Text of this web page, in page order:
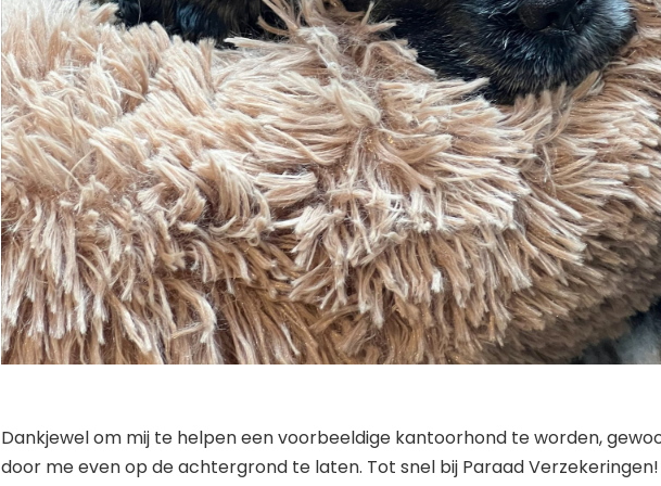
Dankjewel om mij te helpen een voorbeeldige kantoorhond te worden,
door me even op de achtergrond te laten. Tot snel bij Paraad Verzekeringen!